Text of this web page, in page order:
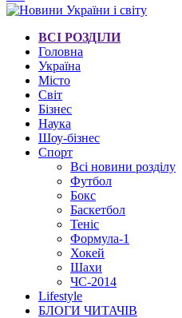
ВСІ РОЗДІЛИ
Головна
Україна
Місто
Світ
Бізнес
Наука
Шоу-бізнес
Спорт
Всі новини розділу
Футбол
Бокс
Баскетбол
Теніс
Формула-1
Хокей
Шахи
ЧС-2014
Lifestyle
БЛОГИ ЧИТАЧІВ